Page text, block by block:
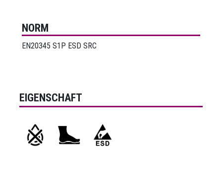
NORM
EN20345 S1P ESD SRC
EIGENSCHAFT